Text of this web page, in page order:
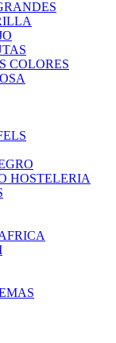
COLORES
HOSTELERIA